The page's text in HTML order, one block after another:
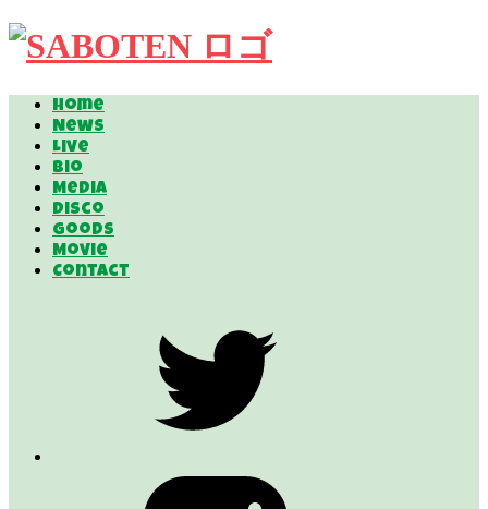
Home
News
Live
Bio
Media
Disco
Goods
Movie
Contact